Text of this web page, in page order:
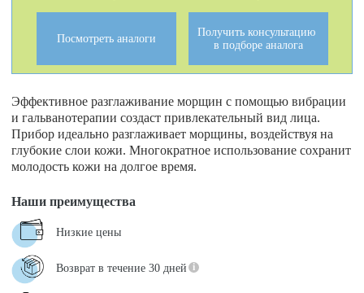
Посмотреть аналоги
Получить консультацию
в подборе аналога
Эффективное разглаживание морщин с помощью вибрации
и гальванотерапии создаст привлекательный вид лица.
Прибор идеально разглаживает морщины, воздействуя на
глубокие слои кожи. Многократное использование сохранит
молодость кожи на долгое время.
Наши преимущества
Низкие цены
Возврат в течение 30 дней